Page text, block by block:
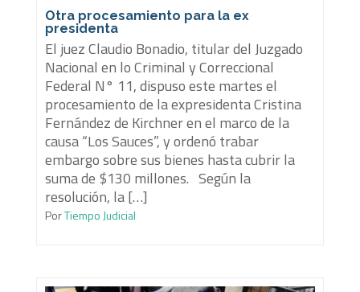
Otra procesamiento para la ex
presidenta
El juez Claudio Bonadio, titular del Juzgado
Nacional en lo Criminal y Correccional
Federal N° 11, dispuso este martes el
procesamiento de la expresidenta Cristina
Fernández de Kirchner en el marco de la
causa “Los Sauces”, y ordenó trabar
embargo sobre sus bienes hasta cubrir la
suma de $130 millones. Según la
resolución, la […]
PorTiempo Judicial